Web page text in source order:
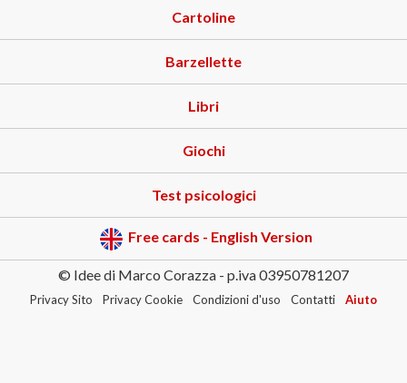
Cartoline
Barzellette
Libri
Giochi
Test psicologici
Free cards - English Version
© Idee di Marco Corazza - p.iva 03950781207
Privacy Sito Privacy Cookie Condizioni d'uso Contatti Aiuto